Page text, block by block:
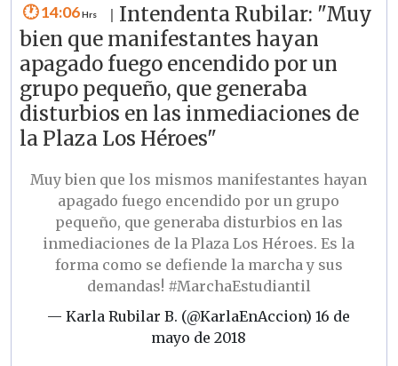
14:06
Intendenta Rubilar: "Muy
bien que manifestantes hayan
apagado fuego encendido por un
grupo pequeño, que generaba
disturbios en las inmediaciones de
la Plaza Los Héroes"
Muy bien que los mismos manifestantes hayan
apagado fuego encendido por un grupo
pequeño, que generaba disturbios en las
inmediaciones de la Plaza Los Héroes. Es la
forma como se defiende la marcha y sus
demandas! #MarchaEstudiantil
— Karla Rubilar B. (@KarlaEnAccion)16 de
mayo de 2018